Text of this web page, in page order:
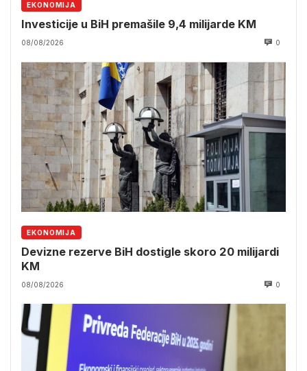
EKONOMIJA
Investicije u BiH premašile 9,4 milijarde KM
08/08/2026 0
EKONOMIJA
Devizne rezerve BiH dostigle skoro 20 milijardi
KM
08/08/2026 0